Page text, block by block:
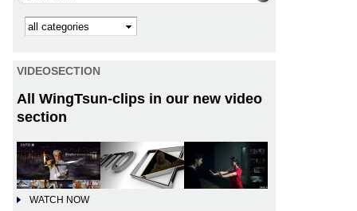
Kategorie
VIDEOSECTION
All WingTsun-clips in our new video
section
WATCH NOW